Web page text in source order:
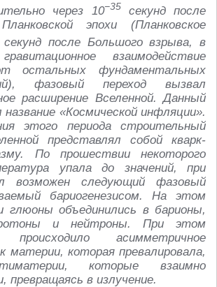
через 10−35 секунд после
эпохи (Планковское
секунд после Большого взрыва, в
взаимодействие
остальных фундаментальных
фазовый переход вызвал
расширение Вселенной. Данный
название «Космической инфляции».
этого периода строительный
представлял собой кварк-
По прошествии некоторого
упала до значений, при
возможен следующий фазовый
бариогенезисом. На этом
глюоны объединились в барионы,
и нейтроны. При этом
происходило асимметричное
материи, которая превалировала,
которые взаимно
превращаясь в излучение.